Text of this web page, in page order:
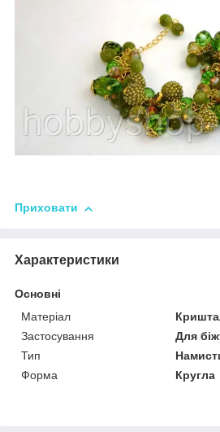
Приховати
Характеристики
Основні
Матеріал
Застосування
Для
Тип
Форма
Кругла